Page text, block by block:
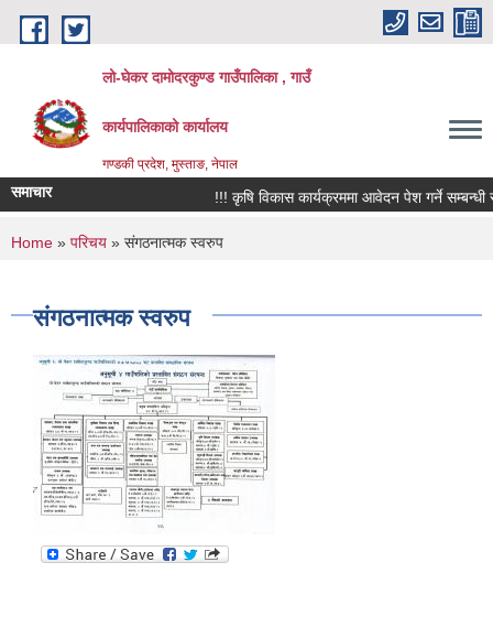
Skip to main content
लो-घेकर दामोदरकुण्ड गाउँपालिका , गाउँ
कार्यपालिकाको कार्यालय
गण्डकी प्रदेश, मुस्ताङ, नेपाल
समाचार !!! कृषि विकास कार्यक्रममा आवेदन पेश गर्ने सम्बन्धी
You are here
Home » परिचय » संगठनात्मक स्वरुप
संगठनात्मक स्वरुप